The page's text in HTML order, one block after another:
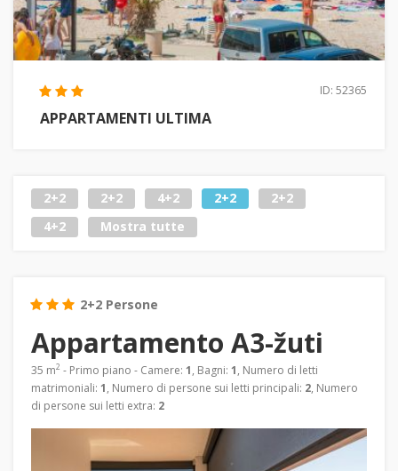
ID: 52365
APPARTAMENTI ULTIMA
2+2 2+2 4+2 2+2
2+2
4+2
Mostra tutte
2+2 Persone
Appartamento A3-žuti
35 m2 - Primo piano - Camere: 1, Bagni: 1, Numero di letti
matrimoniali: 1, Numero di persone sui letti principali: 2, Numero
di persone sui letti extra: 2